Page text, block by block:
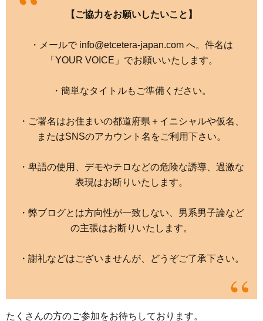
【ご協力をお願いしたいこと】
・メールで info@etcetera-japan.com へ。件名は
「YOUR VOICE」でお願いいたします。
・簡単なタイトルもご準備ください。
・ご署名はお住まいの都道府県＋イニシャルや仮名、
またはSNSのアカウント名をご利用下さい。
・卑語の使用、デモやテロなどの危険な誘導、過激な
表現はお断りいたします。
・弊ブログとは方向性が一致しない、男系男子論など
の主張はお断りいたします。
・謝礼などはございませんが、どうぞご了承下さい。
たくさんの方のご参加をお待ちしております。